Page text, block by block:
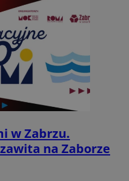
w Zabrzu.
na Zaborze